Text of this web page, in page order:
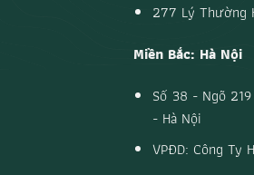
277 Lý Thường
Miền Bắc: Hà Nội
Số 38 - Ngõ
- Hà Nội
VPĐD: Công Ty